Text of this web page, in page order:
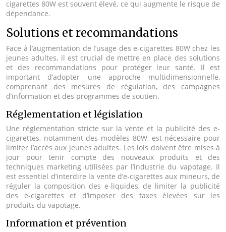
cigarettes 80W est souvent élevé, ce qui augmente le risque de
dépendance.
Solutions et recommandations
Face à l’augmentation de l’usage des e-cigarettes 80W chez les
jeunes adultes, il est crucial de mettre en place des solutions
et des recommandations pour protéger leur santé. Il est
important d’adopter une approche multidimensionnelle,
comprenant des mesures de régulation, des campagnes
d’information et des programmes de soutien.
Réglementation et législation
Une réglementation stricte sur la vente et la publicité des e-
cigarettes, notamment des modèles 80W, est nécessaire pour
limiter l’accès aux jeunes adultes. Les lois doivent être mises à
jour pour tenir compte des nouveaux produits et des
techniques marketing utilisées par l’industrie du vapotage. Il
est essentiel d’interdire la vente d’e-cigarettes aux mineurs, de
réguler la composition des e-liquides, de limiter la publicité
des e-cigarettes et d’imposer des taxes élevées sur les
produits du vapotage.
Information et prévention